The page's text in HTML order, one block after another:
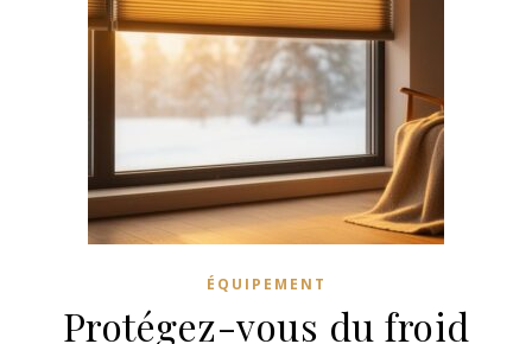
ÉQUIPEMENT
Protégez-vous du froid